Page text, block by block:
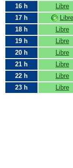
16 h
Libre
17 h
Libre
18 h
Libre
19 h
Libre
20 h
Libre
21 h
Libre
22 h
Libre
23 h
Libre